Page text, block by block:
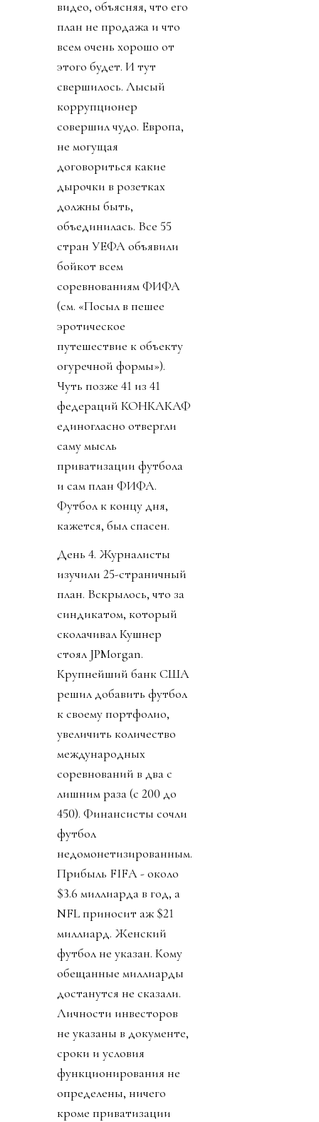
видео, объясняя, что его
план не продажа и что
всем очень хорошо от
этого будет. И тут
свершилось. Лысый
коррупционер
совершил чудо. Европа,
не могущая
договориться какие
дырочки в розетках
должны быть,
объединилась. Все 55
стран УЕФА объявили
бойкот всем
соревнованиям ФИФА
(см. «Посыл в пешее
эротическое
путешествие к объекту
огуречной формы»).
Чуть позже 41 из 41
федераций КОНКАКАФ
единогласно отвергли
саму мысль
приватизации футбола
и сам план ФИФА.
Футбол к концу дня,
кажется, был спасен.
День 4. Журналисты
изучили 25-страничный
план. Вскрылось, что за
синдикатом, который
сколачивал Кушнер
стоял JPMorgan.
Крупнейший банк США
решил добавить футбол
к своему портфолио,
увеличить количество
международных
соревнований в два с
лишним раза (с 200 до
450). Финансисты сочли
футбол
недомонетизированным.
Прибыль FIFA - около
$3.6 миллиарда в год, а
NFL приносит аж $21
миллиард. Женский
футбол не указан. Кому
обещанные миллиарды
достанутся не сказали.
Личности инвесторов
не указаны в документе,
сроки и условия
функционирования не
определены, ничего
кроме приватизации